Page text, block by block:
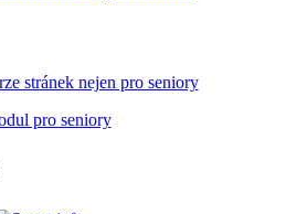
stránek nejen pro seniory